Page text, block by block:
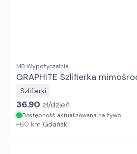
MB Wypożyczalnia
GRAPHITE Szlifierka
Szlifierki
36.90 zł/dzień
Dostępność aktualizowana na żywo
+60 km Gdańsk